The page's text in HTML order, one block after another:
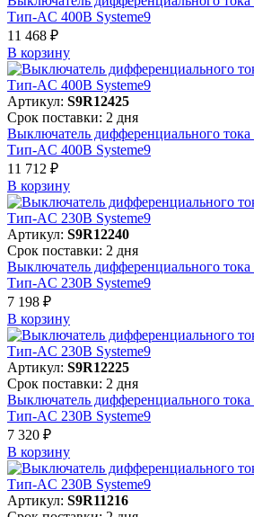
Тип-AC 400В Systeme9
11 468 ₽
В корзинy
Артикул: S9R12425
Срок поставки: 2 дня
Выключатель дифференциального
Тип-AC 400В Systeme9
11 712 ₽
В корзинy
Артикул: S9R12240
Срок поставки: 2 дня
Выключатель дифференциального
Тип-AC 230В Systeme9
7 198 ₽
В корзинy
Артикул: S9R12225
Срок поставки: 2 дня
Выключатель дифференциального
Тип-AC 230В Systeme9
7 320 ₽
В корзинy
Артикул: S9R11216